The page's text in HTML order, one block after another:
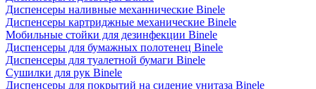
Диспенсеры наливные механнические Binele
Диспенсеры картриджные механические Binele
Мобильные стойки для дезинфекции Binele
Диспенсеры для бумажных полотенец Binele
Диспенсеры для туалетной бумаги Binele
Сушилки для рук Binele
Диспенсеры для покрытий на сидение унитаза Binele